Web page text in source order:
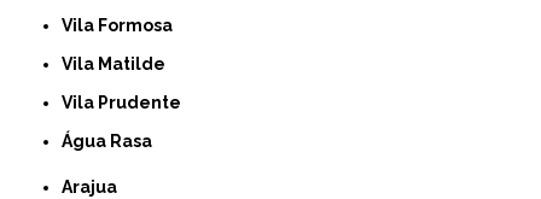
Vila Formosa
Vila Matilde
Vila Prudente
Água Rasa
Arajua